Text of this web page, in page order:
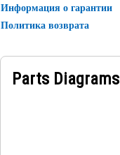
Информация о гарантии
Политика возврата
Parts Diagrams